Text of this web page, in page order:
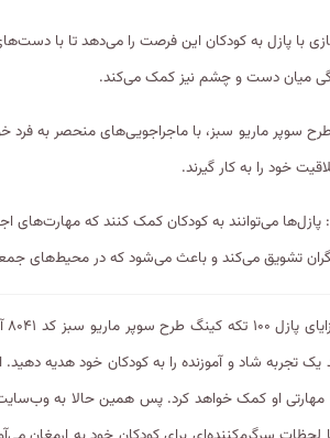
با پازل به کودکان این فرصت را می‌دهد تا با
میان دست و چشم نیز کمک می‌کند.
سوپر ماریو سبز، با ماجراجویی‌های منحصر به فرد
خود را به کار گیرند.
پازل‌ها می‌توانند به کودکان کمک کنند که مهارت‌های
تشویق می‌کند و باعث می‌شود که در محیط‌های
یک تجربه شاد و آموزنده را به کودکان خود هدیه
مهارتی او کمک خواهد کرد. پس همین حالا به